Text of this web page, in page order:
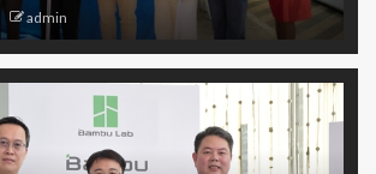
บราเดอร์ พลิกโฉมโซลูชันสู่ไลฟ์
สไตล์ยุคใหม่ ภายใต้แนวคิด “At
Your Side, Every Side of Life”
admin